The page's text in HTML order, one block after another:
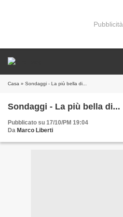
Pubblicità
Casa » Sondaggi - La più bella di...
Sondaggi - La più bella di...
Pubblicato su 17/10/PM 19:04
Da Marco Liberti